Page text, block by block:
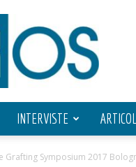
INTERVISTE
Grafting Symposium 2017